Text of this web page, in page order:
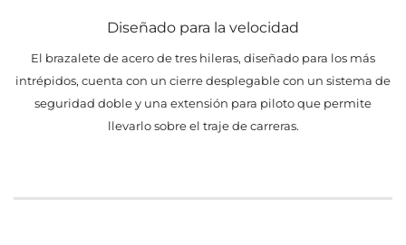
Diseñado para la velocidad
El brazalete de acero de tres hileras, diseñado para los más
intrépidos, cuenta con un cierre desplegable con un sistema de
seguridad doble y una extensión para piloto que permite
llevarlo sobre el traje de carreras.